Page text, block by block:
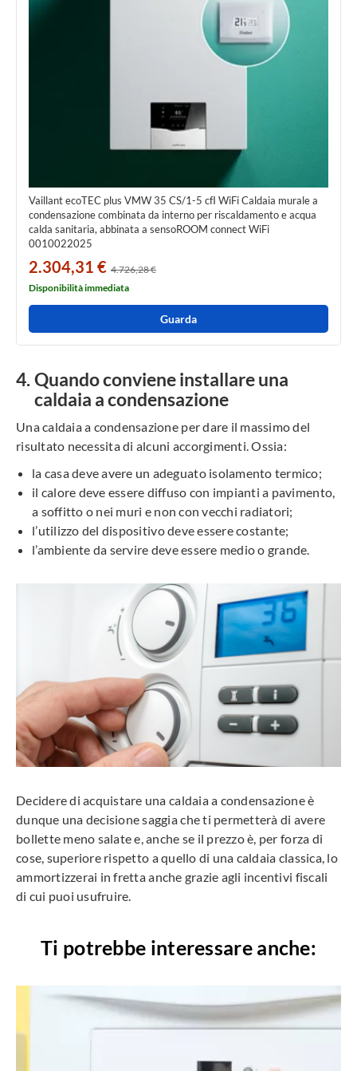
Vaillant ecoTEC plus VMW 35 CS/1-5 cfI WiFi Caldaia murale a
condensazione combinata da interno per riscaldamento e acqua
calda sanitaria, abbinata a sensoROOM connect WiFi
0010022025
2.304,31 € 4.726,28 €
Disponibilità immediata
Guarda
Quando conviene installare una
caldaia a condensazione
Una caldaia a condensazione per dare il massimo del
risultato necessita di alcuni accorgimenti. Ossia:
la casa deve avere un adeguato isolamento termico;
il calore deve essere diffuso con impianti a pavimento,
a soffitto o nei muri e non con vecchi radiatori;
l’utilizzo del dispositivo deve essere costante;
l’ambiente da servire deve essere medio o grande.
Decidere di acquistare una caldaia a condensazione è
dunque una decisione saggia che ti permetterà di avere
bollette meno salate e, anche se il prezzo è, per forza di
cose, superiore rispetto a quello di una caldaia classica, lo
ammortizzerai in fretta anche grazie agli incentivi fiscali
di cui puoi usufruire.
Ti potrebbe interessare anche: